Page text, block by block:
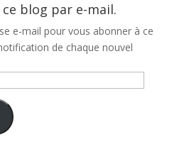
blog par e-mail.
e-mail pour vous abonner à ce
de chaque nouvel